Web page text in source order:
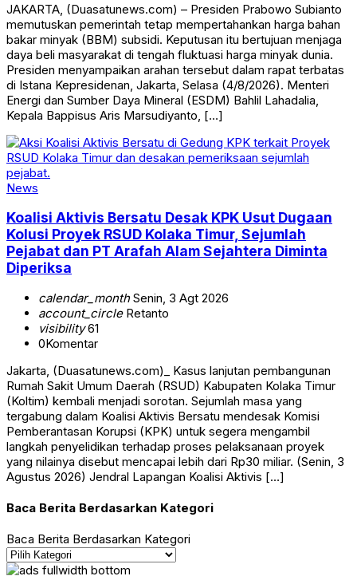
JAKARTA, (Duasatunews.com) – Presiden Prabowo Subianto
memutuskan pemerintah tetap mempertahankan harga bahan
bakar minyak (BBM) subsidi. Keputusan itu bertujuan menjaga
daya beli masyarakat di tengah fluktuasi harga minyak dunia.
Presiden menyampaikan arahan tersebut dalam rapat terbatas
di Istana Kepresidenan, Jakarta, Selasa (4/8/2026). Menteri
Energi dan Sumber Daya Mineral (ESDM) Bahlil Lahadalia,
Kepala Bappisus Aris Marsudiyanto, […]
News
Koalisi Aktivis Bersatu Desak KPK Usut Dugaan
Kolusi Proyek RSUD Kolaka Timur, Sejumlah
Pejabat dan PT Arafah Alam Sejahtera Diminta
Diperiksa
calendar_monthSenin, 3 Agt 2026
account_circleRetanto
visibility61
0Komentar
Jakarta, (Duasatunews.com)_ Kasus lanjutan pembangunan
Rumah Sakit Umum Daerah (RSUD) Kabupaten Kolaka Timur
(Koltim) kembali menjadi sorotan. Sejumlah masa yang
tergabung dalam Koalisi Aktivis Bersatu mendesak Komisi
Pemberantasan Korupsi (KPK) untuk segera mengambil
langkah penyelidikan terhadap proses pelaksanaan proyek
yang nilainya disebut mencapai lebih dari Rp30 miliar. (Senin, 3
Agustus 2026) Jendral Lapangan Koalisi Aktivis […]
Baca Berita Berdasarkan Kategori
Baca Berita Berdasarkan Kategori